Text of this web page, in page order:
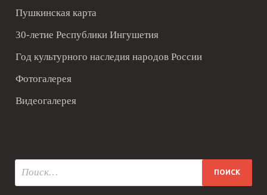
Пушкинская карта
30-летие Республики Ингушетия
Год культурного наследия народов России
Фотогалерея
Видеогалерея